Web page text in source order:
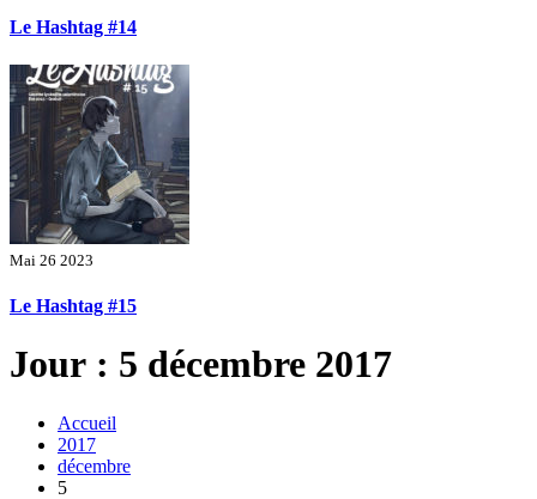
Le Hashtag #14
Mai 26 2023
Le Hashtag #15
Jour : 5 décembre 2017
Accueil
2017
décembre
5